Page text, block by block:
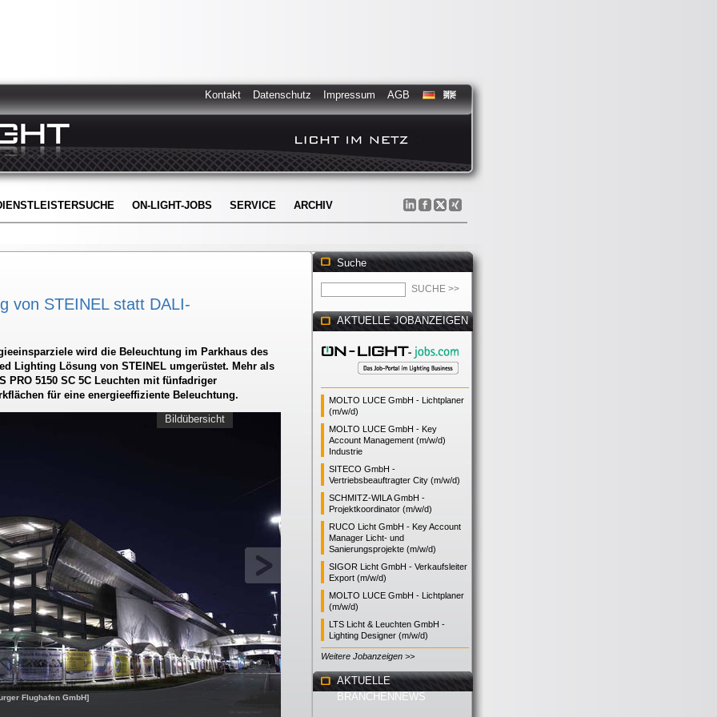
Kontakt Datenschutz Impressum AGB
ON-LIGHT-JOBS SERVICE ARCHIV
von STEINEL statt DALI-
wird die Beleuchtung im Parkhaus des
Lighting Lösung von STEINEL umgerüstet. Mehr als
PRO 5150 SC 5C Leuchten mit fünfadriger
für eine energieeffiziente Beleuchtung.
Flughafen GmbH]
Bildübersicht
Suche
AKTUELLE JOBANZEIGEN
MOLTO LUCE GmbH - Lichtplaner
(m/w/d)
MOLTO LUCE GmbH - Key
Account Management (m/w/d)
Industrie
SITECO GmbH -
Vertriebsbeauftragter City (m/w/d)
SCHMITZ-WILA GmbH -
Projektkoordinator (m/w/d)
RUCO Licht GmbH - Key Account
Manager Licht- und
Sanierungsprojekte (m/w/d)
SIGOR Licht GmbH - Verkaufsleiter
Export (m/w/d)
MOLTO LUCE GmbH - Lichtplaner
(m/w/d)
LTS Licht & Leuchten GmbH -
Lighting Designer (m/w/d)
Weitere Jobanzeigen >>
AKTUELLE
BRANCHENNEWS